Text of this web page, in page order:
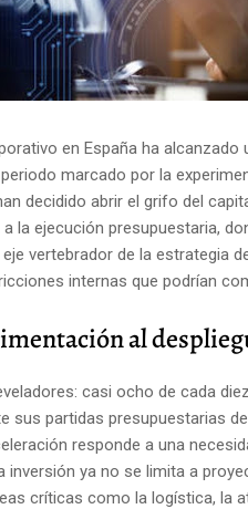
en España ha
marcado por la
decidido abrir el grifo del
la ejecución presupuestaria,
vertebrador de la estrategia
internas que podrían
al
casi ocho de cada
sus partidas presupuestarias
responde a una
inversión ya no se limita a
críticas como la logística, la